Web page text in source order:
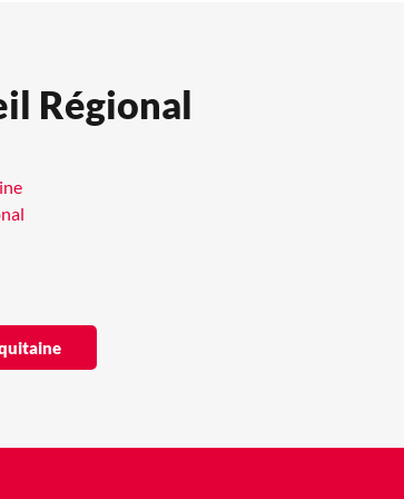
Régional